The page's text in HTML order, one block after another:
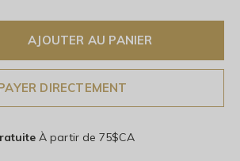
AJOUTER AU PANIER
DIRECTEMENT
À partir de 75$CA